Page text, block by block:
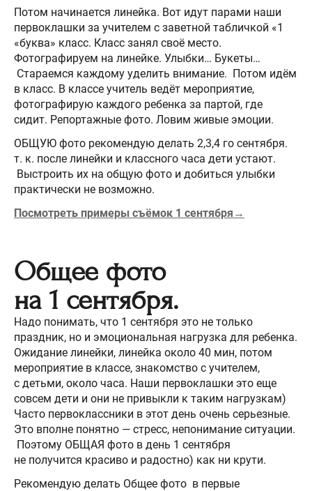
Потом начинается линейка. Вот идут парами наши
первоклашки за учителем с заветной табличкой «1
«буква» класс. Класс занял своё место.
Фотографируем на линейке. Улыбки… Букеты…
Стараемся каждому уделить внимание. Потом идём
в класс. В классе учитель ведёт мероприятие,
фотографирую каждого ребенка за партой, где
сидит. Репортажные фото. Ловим живые эмоции.
ОБЩУЮ фото рекомендую делать 2,3,4 го сентября.
т. к. после линейки и классного часа дети устают.
Выстроить их на общую фото и добиться улыбки
практически не возможно.
Посмотреть примеры съёмок 1 сентября→
Общее фото
на 1 сентября.
Надо понимать, что 1 сентября это не только
праздник, но и эмоциональная нагрузка для ребенка.
Ожидание линейки, линейка около 40 мин, потом
мероприятие в классе, знакомство с учителем,
с детьми, около часа. Наши первоклашки это еще
совсем дети и они не привыкли к таким нагрузкам)
Часто первоклассники в этот день очень серьезные.
Это вполне понятно — стресс, непонимание ситуации.
Поэтому ОБЩАЯ фото в день 1 сентября
не получится красиво и радостно) как ни крути.
Рекомендую делать Общее фото в первые